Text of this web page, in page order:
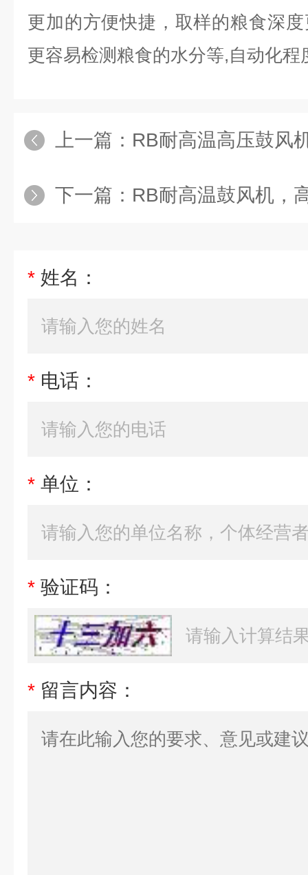
更加的方便快捷，取样的粮食深
更容易检测粮食的水分等,自动化程
上一篇： RB耐高温高压鼓风
下一篇： RB耐高温鼓风机，
* 姓名：
* 电话：
* 单位：
* 验证码：
* 留言内容：